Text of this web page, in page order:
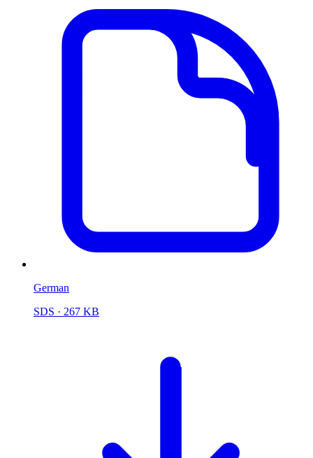
German
SDS · 267 KB